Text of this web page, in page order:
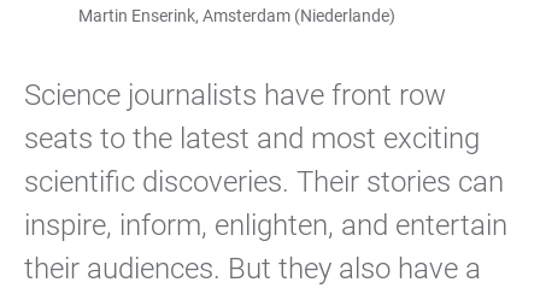
Martin Enserink, Amsterdam (Niederlande)
Science journalists have front row
seats to the latest and most exciting
scientific discoveries. Their stories can
inspire, inform, enlighten, and entertain
their audiences. But they also have a